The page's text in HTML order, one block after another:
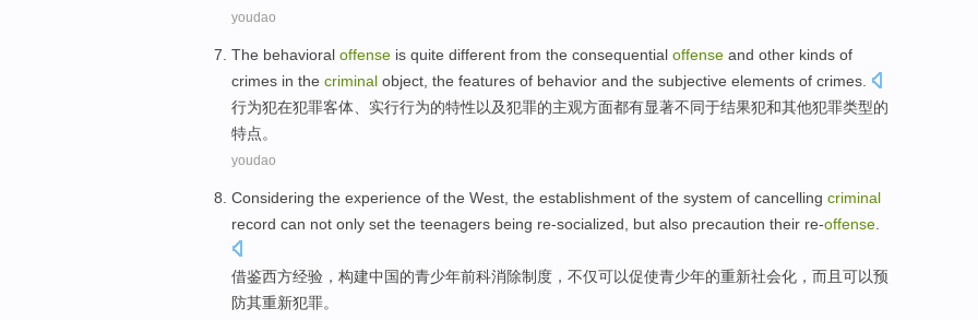
youdao
The behavioral offense is quite different from the consequential offense and other kinds of
crimes in the criminal object , the features of behavior and the subjective elements of crimes.
行为犯在犯罪客体 、实行行为的特性以及犯罪的主观方面都有显著不同于结果犯和其他犯罪类型的
特点。
youdao
Considering the experience of the West , the establishment of the system of cancelling criminal
record can not only set the teenagers being re-socialized, but also precaution their re-offense
借鉴西方经验 ， 构建中国的青少年前科消除制度 ， 不仅可以促使青少年的重新社会化， 而且可以预
防其重新犯罪。